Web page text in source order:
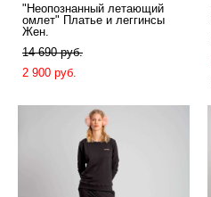
"Неопознанный летающий
омлет" Платье и леггинсы
Жен.
14 690 pуб.
2 900 pуб.